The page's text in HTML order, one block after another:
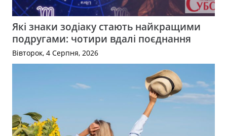
Які знаки зодіаку стають найкращими
подругами: чотири вдалі поєднання
Вівторок, 4 Серпня, 2026